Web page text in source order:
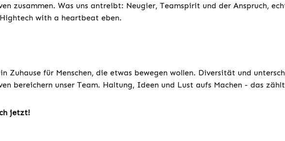
zusammen. Was uns antreibt: Neugier, Teamspirit und der Anspruch,
with a heartbeat eben.
Zuhause für Menschen, die etwas bewegen wollen. Diversität und
bereichern unser Team. Haltung, Ideen und Lust aufs Machen - das
jetzt!